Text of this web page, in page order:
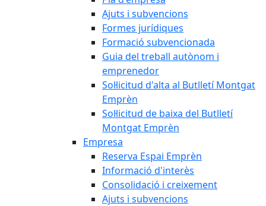
Ajuts i subvencions
Formes jurídiques
Formació subvencionada
Guia del treball autònom i
emprenedor
Sol·licitud d'alta al Butlletí Montgat
Emprèn
Sol·licitud de baixa del Butlletí
Montgat Emprèn
Empresa
Reserva Espai Emprèn
Informació d'interès
Consolidació i creixement
Ajuts i subvencions